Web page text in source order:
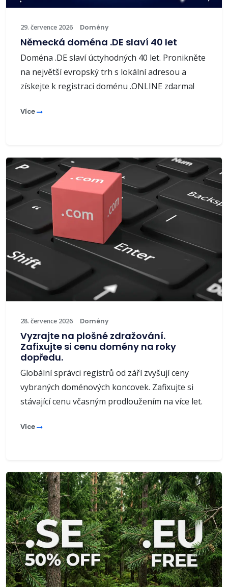
29. července 2026 Domény
Německá doména .DE slaví 40 let
Doména .DE slaví úctyhodných 40 let. Pronikněte
na největší evropský trh s lokální adresou a
získejte k registraci doménu .ONLINE zdarma!
Více
28. července 2026 Domény
Vyzrajte na plošné zdražování.
Zafixujte si cenu domény na roky
dopředu.
Globální správci registrů od září zvyšují ceny
vybraných doménových koncovek. Zafixujte si
stávající cenu včasným prodloužením na více let.
Více